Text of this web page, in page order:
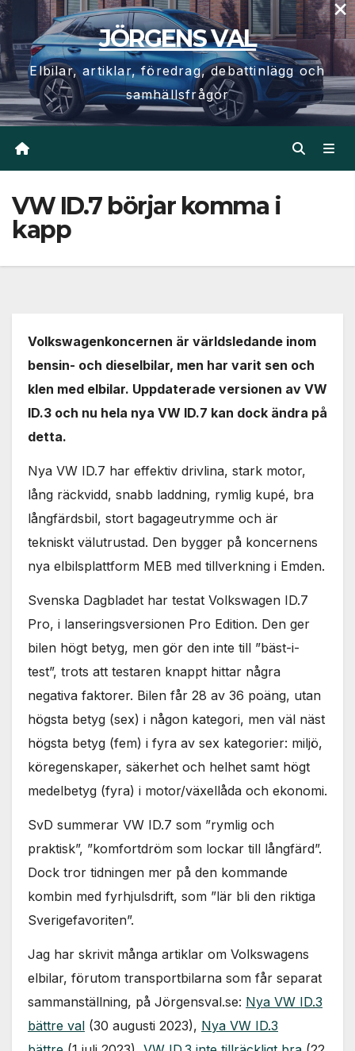
Hoppa
till
innehåll
JÖRGENS VAL
Elbilar, artiklar, föredrag, debattinlägg och
samhällsfrågor
VW ID.7 börjar komma i
kapp
Volkswagenkoncernen är världsledande inom
bensin- och dieselbilar, men har varit sen och
klen med elbilar. Uppdaterade versionen av VW
ID.3 och nu hela nya VW ID.7 kan dock ändra på
detta.
Nya VW ID.7 har effektiv drivlina, stark motor,
lång räckvidd, snabb laddning, rymlig kupé, bra
långfärdsbil, stort bagageutrymme och är
tekniskt välutrustad. Den bygger på koncernens
nya elbilsplattform MEB med tillverkning i Emden.
Svenska Dagbladet har testat Volkswagen ID.7
Pro, i lanseringsversionen Pro Edition. Den ger
bilen högt betyg, men gör den inte till ”bäst-i-
test”, trots att testaren knappt hittar några
negativa faktorer. Bilen får 28 av 36 poäng, utan
högsta betyg (sex) i någon kategori, men väl näst
högsta betyg (fem) i fyra av sex kategorier: miljö,
köregenskaper, säkerhet och helhet samt högt
medelbetyg (fyra) i motor/växellåda och ekonomi.
SvD summerar VW ID.7 som ”rymlig och
praktisk”, ”komfortdröm som lockar till långfärd”.
Dock tror tidningen mer på den kommande
kombin med fyrhjulsdrift, som ”lär bli den riktiga
Sverigefavoriten”.
Jag har skrivit många artiklar om Volkswagens
elbilar, förutom transportbilarna som får separat
sammanställning, på Jörgensval.se: Nya VW ID.3
bättre val (30 augusti 2023), Nya VW ID.3
×